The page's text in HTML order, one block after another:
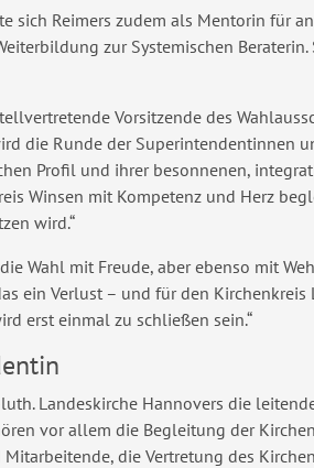
sich Reimers zudem als Mentorin für
zur Systemischen
Vorsitzende des
die Runde der Superintendentinnen
Profil und ihrer besonnenen,
Winsen mit Kompetenz und Herz
wird.“
Wahl mit Freude, aber ebenso mit
ein Verlust – und für den Kirchenkreis
erst einmal zu schließen sein.“
Landeskirche Hannovers die
vor allem die Begleitung der
die Vertretung des